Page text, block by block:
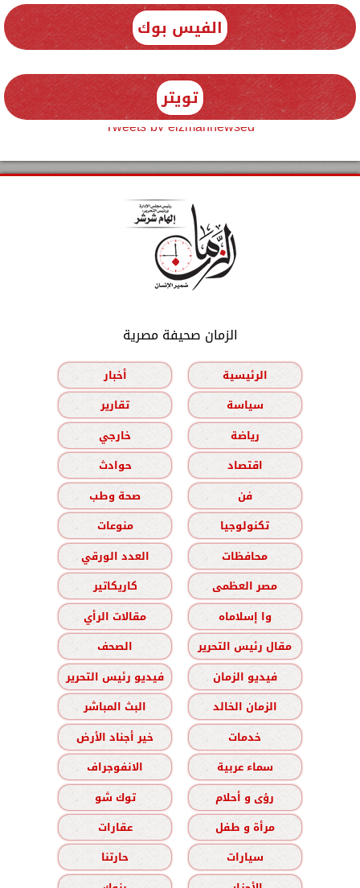
الفيس بوك
تويتر
Tweets by elzmannewseg
الزمان صحيفة مصرية
الرئيسية
أخبار
سياسة
تقارير
رياضة
خارجي
اقتصاد
حوادث
فن
صحة وطب
تكنولوجيا
منوعات
محافظات
العدد الورقي
مصر العظمى
كاريكاتير
وا إسلاماه
مقالات الرأي
مقال رئيس التحرير
الصحف
فيديو الزمان
فيديو رئيس التحرير
الزمان الخالد
البث المباشر
خدمات
خير أجناد الأرض
سماء عربية
الانفوجراف
رؤى و أحلام
توك شو
مرأة و طفل
عقارات
سيارات
حارتنا